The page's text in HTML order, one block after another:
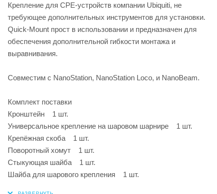
Крепление для CPE-устройств компании Ubiquiti, не
требующее дополнительных инструментов для установки.
Quick-Mount прост в использовании и предназначен для
обеспечения дополнительной гибкости монтажа и
выравнивания.
Совместим с NanoStation, NanoStation Loco, и NanoBeam.
Комплект поставки
Кронштейн 1 шт.
Универсальное крепление на шаровом шарнире 1 шт.
Крепёжная скоба 1 шт.
Поворотный хомут 1 шт.
Стыкующая шайба 1 шт.
Шайба для шарового крепления 1 шт.